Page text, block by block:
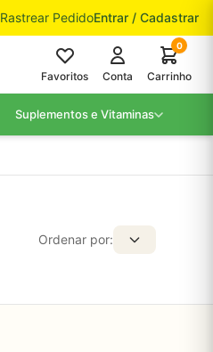
Rastrear PedidoEntrar / Cadastrar
Favoritos Conta
0
Carrinho
Suplementos e Vitaminas
Ordenar por: